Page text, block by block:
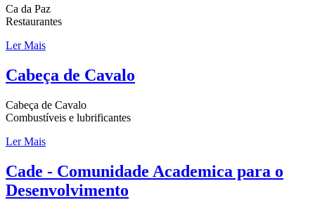
Ca da Paz
Restaurantes
Ler Mais
Cabeça de Cavalo
Cabeça de Cavalo
Combustíveis e lubrificantes
Ler Mais
Cade - Comunidade Academica para o
Desenvolvimento